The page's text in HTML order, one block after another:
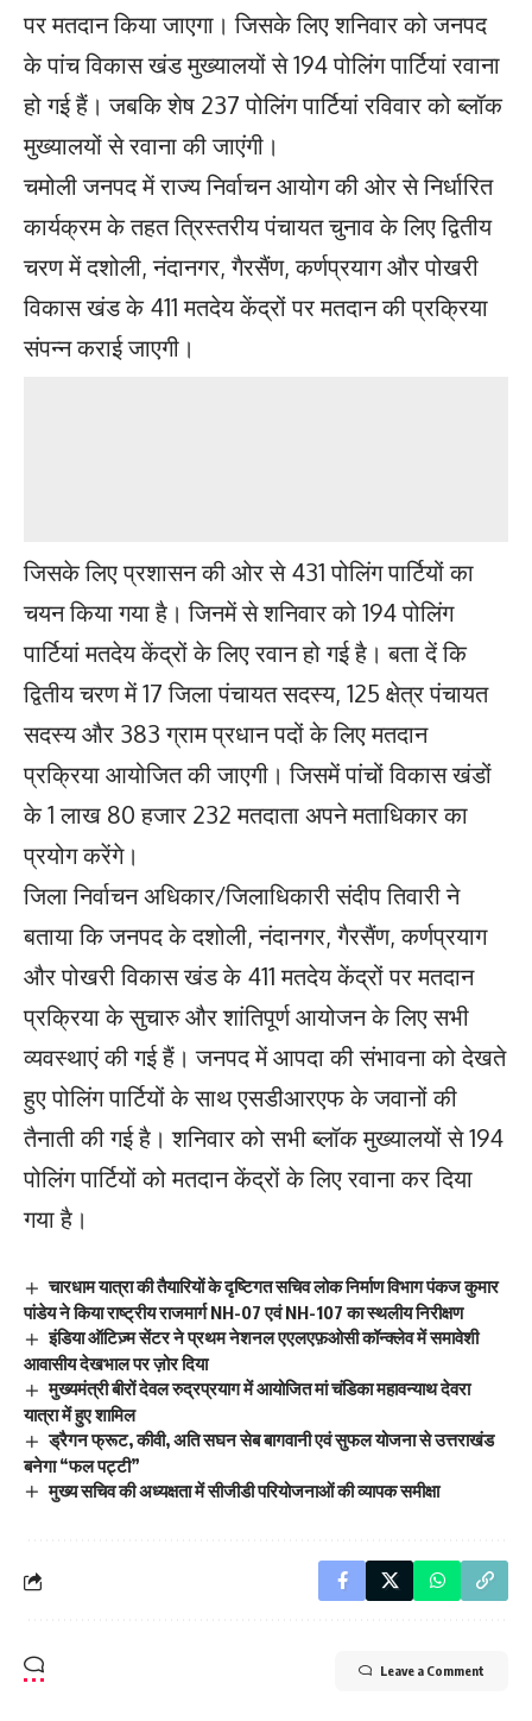
पर मतदान किया जाएगा। जिसके लिए शनिवार को जनपद
के पांच विकास खंड मुख्यालयों से 194 पोलिंग पार्टियां रवाना
हो गई हैं। जबकि शेष 237 पोलिंग पार्टियां रविवार को ब्लॉक
मुख्यालयों से रवाना की जाएंगी।
चमोली जनपद में राज्य निर्वाचन आयोग की ओर से निर्धारित
कार्यक्रम के तहत त्रिस्तरीय पंचायत चुनाव के लिए द्वितीय
चरण में दशोली, नंदानगर, गैरसैंण, कर्णप्रयाग और पोखरी
विकास खंड के 411 मतदेय केंद्रों पर मतदान की प्रक्रिया
संपन्न कराई जाएगी।
जिसके लिए प्रशासन की ओर से 431 पोलिंग पार्टियों का
चयन किया गया है। जिनमें से शनिवार को 194 पोलिंग
पार्टियां मतदेय केंद्रों के लिए रवान हो गई है। बता दें कि
द्वितीय चरण में 17 जिला पंचायत सदस्य, 125 क्षेत्र पंचायत
सदस्य और 383 ग्राम प्रधान पदों के लिए मतदान
प्रक्रिया आयोजित की जाएगी। जिसमें पांचों विकास खंडों
के 1 लाख 80 हजार 232 मतदाता अपने मताधिकार का
प्रयोग करेंगे।
जिला निर्वाचन अधिकार/जिलाधिकारी संदीप तिवारी ने
बताया कि जनपद के दशोली, नंदानगर, गैरसैंण, कर्णप्रयाग
और पोखरी विकास खंड के 411 मतदेय केंद्रों पर मतदान
प्रक्रिया के सुचारु और शांतिपूर्ण आयोजन के लिए सभी
व्यवस्थाएं की गई हैं। जनपद में आपदा की संभावना को देखते
हुए पोलिंग पार्टियों के साथ एसडीआरएफ के जवानों की
तैनाती की गई है। शनिवार को सभी ब्लॉक मुख्यालयों से 194
पोलिंग पार्टियों को मतदान केंद्रों के लिए रवाना कर दिया
गया है।
चारधाम यात्रा की तैयारियों के दृष्टिगत सचिव लोक निर्माण विभाग पंकज कुमार
पांडेय ने किया राष्ट्रीय राजमार्ग NH-07 एवं NH-107 का स्थलीय निरीक्षण
इंडिया ऑटिज़्म सेंटर ने प्रथम नेशनल एएलएफ़ओसी कॉन्क्लेव में समावेशी
आवासीय देखभाल पर ज़ोर दिया
मुख्यमंत्री बीरों देवल रुद्रप्रयाग में आयोजित मां चंडिका महावन्याथ देवरा
यात्रा में हुए शामिल
ड्रैगन फ्रूट, कीवी, अति सघन सेब बागवानी एवं सुफल योजना से उत्तराखंड
बनेगा “फल पट्टी”
मुख्य सचिव की अध्यक्षता में सीजीडी परियोजनाओं की व्यापक समीक्षा
Leave a Comment